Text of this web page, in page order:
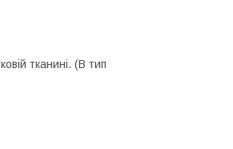
тканині. (B тип